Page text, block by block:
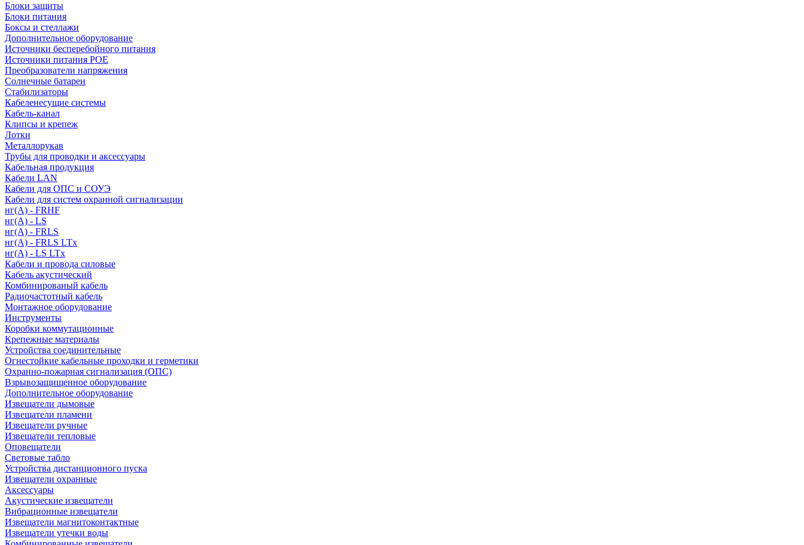
Блоки защиты
Блоки питания
Боксы и стеллажи
Дополнительное оборудование
Источники бесперебойного питания
Источники питания POE
Преобразователи напряжения
Солнечные батареи
Стабилизаторы
Кабеленесущие системы
Кабель-канал
Клипсы и крепеж
Лотки
Металлорукав
Трубы для проводки и аксессуары
Кабельная продукция
Кабели LAN
Кабели для ОПС и СОУЭ
Кабели для систем охранной сигнализации
нг(A) - FRHF
нг(A) - LS
нг(А) - FRLS
нг(А) - FRLS LTx
нг(А) - LS LTx
Кабели и провода силовые
Кабель акустический
Комбинированый кабель
Радиочастотный кабель
Монтажное оборудование
Инструменты
Коробки коммутационные
Крепежные материалы
Устройства соединительные
Огнестойкие кабельные проходки и герметики
Охранно-пожарная сигнализация (ОПС)
Взрывозащищенное оборудование
Дополнительное оборудование
Извещатели дымовые
Извещатели пламени
Извещатели ручные
Извещатели тепловые
Оповещатели
Световые табло
Устройства дистанционного пуска
Извещатели охранные
Аксессуары
Акустические извещатели
Вибрационные извещатели
Извещатели магнитоконтактные
Извещатели утечки воды